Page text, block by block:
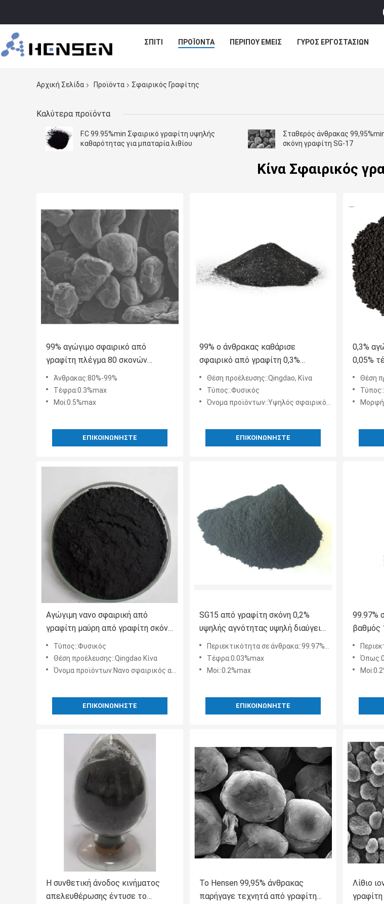
ΣΠΊΤΙ ΠΡΟΪΌΝΤΑ ΠΕΡΊΠΟΥ ΕΜΕΊΣ ΓΎΡΟΣ ΕΡΓΟΣΤΑΣΊΩΝ
Αρχική Σελίδα Προϊόντα Σφαιρικός Γραφίτης
Καλύτερα προϊόντα
F.C 99.95%min Σφαιρικό γραφίτη υψηλής
καθαρότητας για μπαταρία λιθίου
Σταθερός άνθρακας
σκόνη γραφίτη SG-17
Κίνα Σφαιρικός
99% αγώγιμο σφαιρικό από
γραφίτη πλέγμα 80 σκονών
άνθρακα νανο από γραφίτη
Άνθρακας:80%-99%
Τέφρα:0.3%max
Moi:0.5%max
ΕΠΙΚΟΙΝΩΝΉΣΤΕ
99% ο άνθρακας καθάρισε
σφαιρικό από γραφίτη 0,3%
τέφρας γραφίτη άνθρακα
οξείδωσης ανθεκτικό υψηλό
Θέση προέλευσης::Qingdao, Κίνα
Τύπος::Φυσικός
Όνομα προϊόντων::Υψηλός σφαιρικός γραφίτης άνθρακα
ΕΠΙΚΟΙΝΩΝΉΣΤΕ
0,3%
0,05%
θείου
Θέση
Αγώγιμη νανο σφαιρική από
γραφίτη μαύρη από γραφίτη σκόνη
D50
Τύπος::Φυσικός
Θέση προέλευσης::Qingdao Κίνα
Όνομα προϊόντων:Νανο σφαιρικός αγώγιμος γραφίτης
ΕΠΙΚΟΙΝΩΝΉΣΤΕ
SG15 από γραφίτη σκόνη 0,2%
υψηλής αγνότητας υψηλή διαύγεια
αγωγιμότητας υγρασίας καλή
Περιεκτικότητα σε άνθρακα::99.97%min
Τέφρα:0.03%max
Moi::0.2%max
ΕΠΙΚΟΙΝΩΝΉΣΤΕ
99.97%
βαθμός
Η συνθετική άνοδος κινήματος
απελευθέρωσης έντυσε το
Το Hensen 99,95% άνθρακας
παρήγαγε τεχνητά από γραφίτη
Λίθιο
γραφίτη